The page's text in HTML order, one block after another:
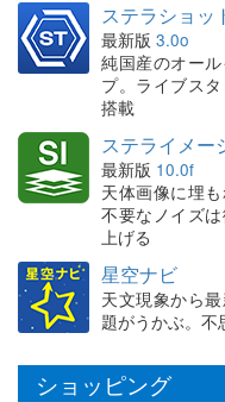
ステラショッ
最新版 3.0o
純国産のオー
プ。ライブス
搭載
ステライメー
最新版 10.0f
天体画像に埋
不要なノイズ
上げる
星空ナビ
天文現象から
題がうかぶ。不
ショッピング